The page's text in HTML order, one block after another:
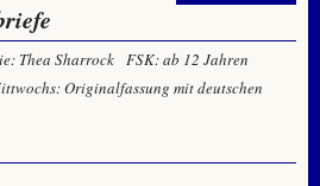
Thea Sharrock FSK: ab 12 Jahren
Originalfassung mit deutschen